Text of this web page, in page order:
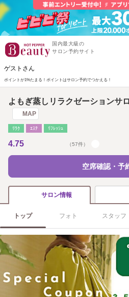
国内最大級の
サロン予約サイト
ゲストさん
ポイントが1%たまる！ ポイントはサロン予約でつかえる！
よもぎ蒸しリラクゼーションサ
MAP
ﾘﾗｸ ｴｽﾃ ﾘﾌﾚｯｼｭ
4.75 （57件）
空席確認・予
サロン情報
トップ フォト スタッフ